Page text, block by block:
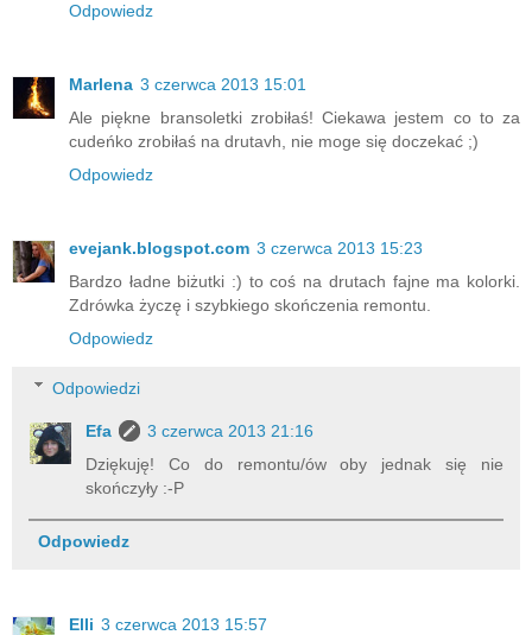
Odpowiedz
Marlena 3 czerwca 2013 15:01
Ale piękne bransoletki zrobiłaś! Ciekawa jestem co to za
cudeńko zrobiłaś na drutavh, nie moge się doczekać ;)
Odpowiedz
evejank.blogspot.com 3 czerwca 2013 15:23
Bardzo ładne biżutki :) to coś na drutach fajne ma kolorki.
Zdrówka życzę i szybkiego skończenia remontu.
Odpowiedz
Odpowiedzi
Efa
3 czerwca 2013 21:16
Dziękuję! Co do remontu/ów oby jednak się nie
skończyły :-P
Odpowiedz
Elli 3 czerwca 2013 15:57